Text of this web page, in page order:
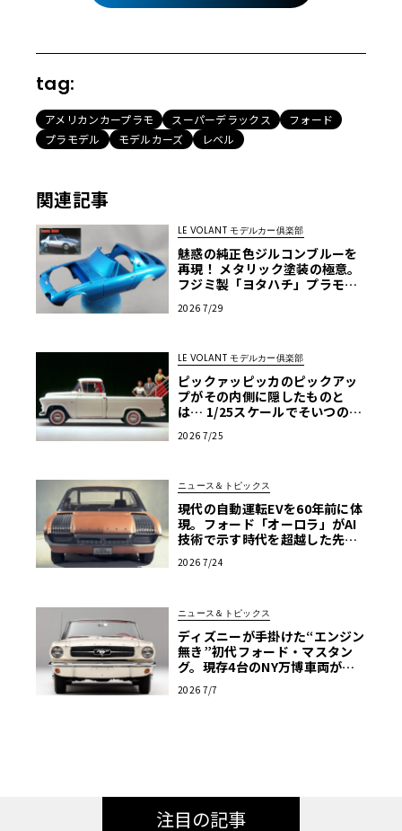
tag:
アメリカンカープラモ スーパーデラックス
フォード
プラモデル
モデルカーズ レベル
関連記事
LE VOLANT モデルカー俱楽部
魅惑の純正色ジルコンブルーを
再現！ メタリック塗装の極意。
フジミ製「ヨタハチ」プラモを
みよう！ 第7回【LE VOLANT モ
2026 7/29
LE VOLANT モデルカー俱楽部
ピックァッピッカのピックアッ
プがその内側に隠したものと
は… 1/25スケールでそいつの正
プラモ・クロニクル】第64回
2026 7/25
ニュース＆トピックス
現代の自動運転EVを60年前に体
現。フォード「オーロラ」がAI
技術で示す時代を超越した先見
2026 7/24
ニュース＆トピックス
ディズニーが手掛けた“エンジン
無き”初代フォード・マスタン
グ。現存4台のNY万博車両が米
2026 7/7
注目の記事